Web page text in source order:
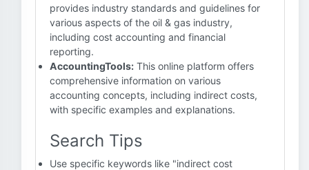
provides industry standards and guidelines for
various aspects of the oil & gas industry,
including cost accounting and financial
reporting.
AccountingTools: This online platform offers
comprehensive information on various
accounting concepts, including indirect costs,
with specific examples and explanations.
Search Tips
Use specific keywords like "indirect cost